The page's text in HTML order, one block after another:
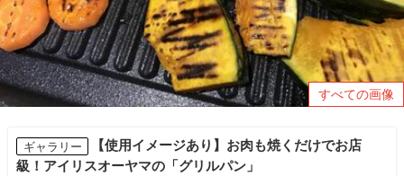
すべての画像
ギャラリー
【使用イメージあり】お肉も焼くだけでお店
級！アイリスオーヤマの「グリルパン」